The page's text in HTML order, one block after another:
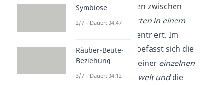
Wechselwirkungen zwischen
verschiedenen Arten in einem
konzentriert. Im
Gegensatz dazu befasst sich die
Autökologie
mit einer einzelnen
Art und ihrer Umwelt unddie
Symbiose
2/7 – Dauer: 04:47
Räuber-Beute-
Beziehung
3/7 – Dauer: 04:12